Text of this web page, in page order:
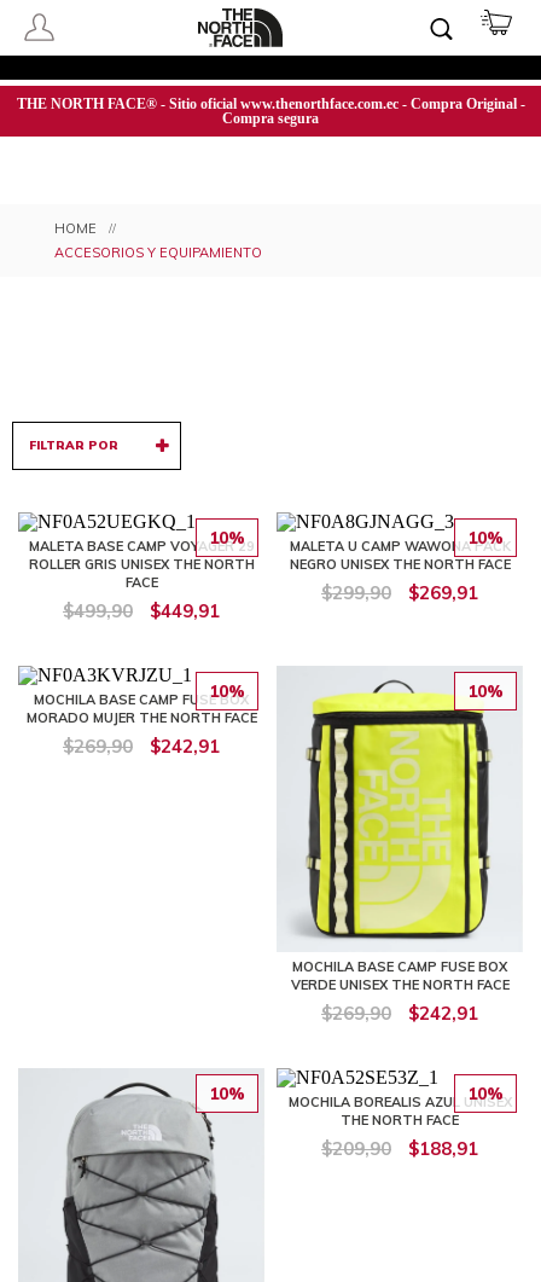
THE NORTH FACE® - Sitio oficial www.thenorthface.com.ec - Compra Original -
Compra segura
ACCESORIOS Y EQUIPAMIENTO
FILTRAR POR
10%
MALETA BASE CAMP VOYAGER 29
ROLLER GRIS UNISEX THE NORTH
FACE
$499,90 $449,91
10%
MALETA U CAMP WAWONA PACK
NEGRO UNISEX THE NORTH FACE
$299,90 $269,91
10%
MOCHILA BASE CAMP FUSE BOX
MORADO MUJER THE NORTH FACE
$269,90 $242,91
10%
MOCHILA BASE CAMP FUSE BOX
VERDE UNISEX THE NORTH FACE
$269,90 $242,91
10% 10%
MOCHILA BOREALIS AZUL UNISEX
THE NORTH FACE
$209,90 $188,91